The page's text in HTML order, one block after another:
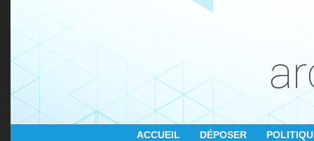
ACCUEIL DÉPOSER